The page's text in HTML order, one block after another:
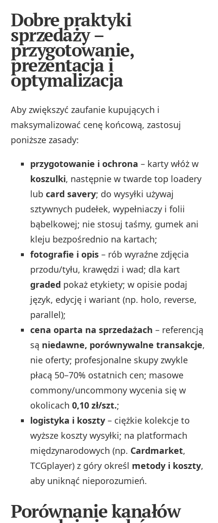
Dobre praktyki
sprzedaży –
przygotowanie,
prezentacja i
optymalizacja
Aby zwiększyć zaufanie kupujących i
maksymalizować cenę końcową, zastosuj
poniższe zasady:
przygotowanie i ochrona – karty włóż w
koszulki, następnie w twarde top loadery
lubcard savery; do wysyłki używaj
sztywnych pudełek, wypełniaczy i folii
bąbelkowej; nie stosuj taśmy, gumek ani
kleju bezpośrednio na kartach;
fotografie i opis – rób wyraźne zdjęcia
przodu/tyłu, krawędzi i wad; dla kart
graded pokaż etykiety; w opisie podaj
język, edycję i wariant (np. holo, reverse,
parallel);
cena oparta na sprzedażach – referencją
są niedawne, porównywalne transakcje,
nie oferty; profesjonalne skupy zwykle
płacą 50–70% ostatnich cen; masowe
commony/uncommony wycenia się w
okolicach0,10 zł/szt.;
logistyka i koszty – ciężkie kolekcje to
wyższe koszty wysyłki; na platformach
międzynarodowych (np. Cardmarket,
TCGplayer) z góry określ metody i koszty,
aby uniknąć nieporozumień.
Porównanie kanałów